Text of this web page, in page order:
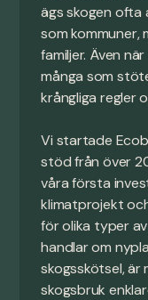
ägs skogen ofta
som kommuner,
familjer. Även
många som
krångliga regler
Vi startade
stöd från över
våra första
klimatprojekt
för olika typer
handlar om
skogsskötsel,
skogsbruk